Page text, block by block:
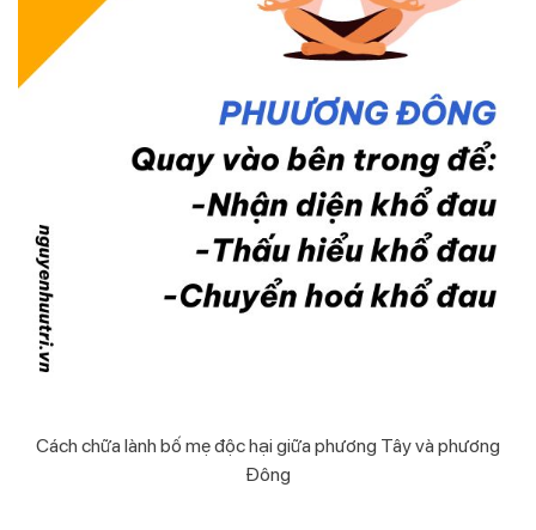
Cách chữa lành bố mẹ độc hại giữa phương Tây và phương
Đông